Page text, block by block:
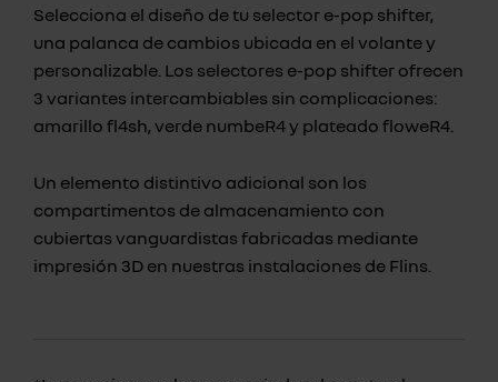
Selecciona el diseño de tu selector e-pop shifter,
una palanca de cambios ubicada en el volante y
personalizable. Los selectores e-pop shifter ofrecen
3 variantes intercambiables sin complicaciones:
amarillo fl4sh, verde numbeR4 y plateado floweR4.
Un elemento distintivo adicional son los
compartimentos de almacenamiento con
cubiertas vanguardistas fabricadas mediante
impresión 3D en nuestras instalaciones de Flins.